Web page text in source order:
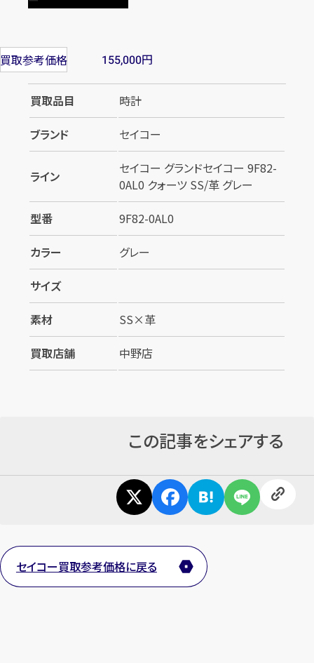
買取参考価格 155,000円
買取品目
時計
ブランド
セイコー
ライン
セイコー グランドセイコー 9F82-
0AL0 クォーツ SS/革 グレー
型番
9F82-0AL0
カラー
グレー
サイズ
素材
SS×革
買取店舗
中野店
この記事をシェアする
セイコー買取参考価格に戻る